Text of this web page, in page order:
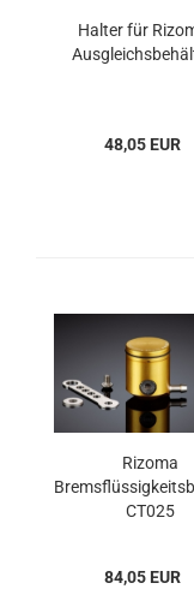
Halter für
48,05 EUR
Rizoma
CT025
84,05 EUR